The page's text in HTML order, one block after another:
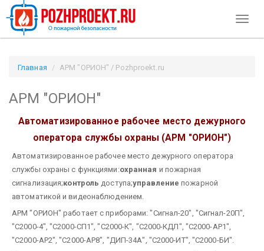
Главная АРМ "ОРИОН" / Pozhproekt.ru
АРМ "ОРИОН"
Автоматизированное рабочее место дежурного
оператора службы охраны (АРМ "ОРИОН")
Автоматизированное рабочее место дежурного оператора
службы охраны с функциями:охранная и пожарная
сигнализация;контроль доступа;управление пожарной
автоматикой и видеонаблюдением.
АРМ "ОРИОН" работает с приборами: "Сигнал-20", "Сигнал-20П",
"С2000-4", "С2000-СП1", "С2000-К", "С2000-КДЛ", "С2000-АР1",
"С2000-АР2", "С2000-АР8", "ДИП-34А", "С2000-ИТ", "С2000-БИ".